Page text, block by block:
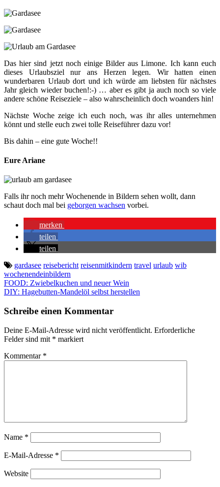
Das hier sind jetzt noch einige Bilder aus Limone. Ich kann euch
dieses Urlaubsziel nur ans Herzen legen. Wir hatten einen
wunderbaren Urlaub dort und ich würde am liebsten für nächstes
Jahr gleich wieder buchen!:-) … aber es gibt ja auch noch so viele
andere schöne Reiseziele – also wahrscheinlich doch woanders hin!
Nächste Woche zeige ich euch noch, was ihr alles unternehmen
könnt und stelle euch zwei tolle Reiseführer dazu vor!
Bis dahin – eine gute Woche!!
Eure Ariane
Falls ihr noch mehr Wochenende in Bildern sehen wollt, dann
schaut doch mal bei geborgen wachsen vorbei.
merken
teilen
teilen
gardasee reisebericht reisenmitkindern travel urlaub wib
wochenendeinbildern
Beitragsnavigation
FOOD: Zwiebelkuchen und neuer Wein
DIY: Hagebutten-Mandelöl selbst herstellen
Schreibe einen Kommentar
Deine E-Mail-Adresse wird nicht veröffentlicht. Erforderliche
Felder sind mit * markiert
Kommentar *
Name *
E-Mail-Adresse *
Website